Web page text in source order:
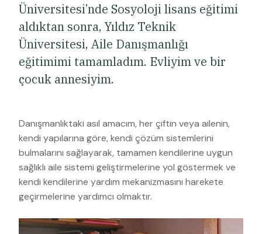
Üniversitesi’nde Sosyoloji lisans eğitimi
aldıktan sonra, Yıldız Teknik
Üniversitesi, Aile Danışmanlığı
eğitimimi tamamladım. Evliyim ve bir
çocuk annesiyim.
Danışmanlıktaki asıl amacım, her çiftin veya ailenin,
kendi yapılarına göre, kendi çözüm sistemlerini
bulmalarını sağlayarak, tamamen kendilerine uygun
sağlıklı aile sistemi geliştirmelerine yol göstermek ve
kendi kendilerine yardım mekanizmasını harekete
geçirmelerine yardımcı olmaktır.